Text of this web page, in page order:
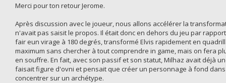
Merci pour ton retour Jerome.
Après discussion avec le joueur, nous allons accélérer la
n'avait pas saisit le propos. Il était donc en dehors du jeu par
fair eun virage à 180 degrés, transformé Elvis rapidement en
maximum sans chercher à tout comprendre in game, mais on fera
en souffre. En fait, avec son passif et son statut, Milhaz avait déjà
faisait figure d'ovni et pensait que créer un personnage à fond
concentrer sur un archétype.